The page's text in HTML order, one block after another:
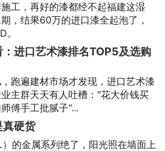
工，再好的漆都经不起福建这湿
，结果60万的进口漆全起泡了，
进口艺术漆排名TOP5及选购
跑遍建材市场才发现，进口艺术漆
主群天天有人吐槽："花大价钱买
傅手工批腻子"...
真硬货
的金属系列绝了，阳光照在墙面上